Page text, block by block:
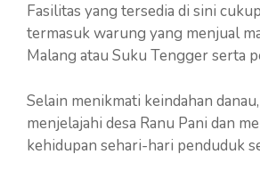
Fasilitas yang tersedia di sini
termasuk warung yang menjual
Malang atau Suku Tengger serta
Selain menikmati keindahan
menjelajahi desa Ranu Pani dan
kehidupan sehari-hari penduduk